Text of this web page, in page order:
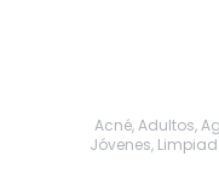
Acné,Adultos,
Jóvenes,